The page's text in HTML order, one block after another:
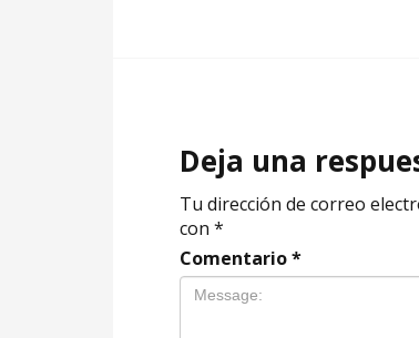
Deja una
Tu dirección de correo
con *
Comentario*